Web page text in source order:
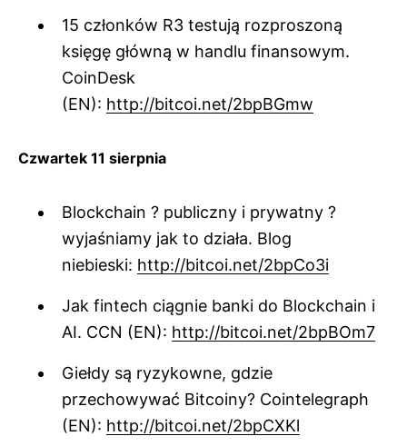
15 członków R3 testują rozproszoną
księgę główną w handlu finansowym.
CoinDesk
(EN): http://bitcoi.net/2bpBGmw
Czwartek 11 sierpnia
Blockchain ? publiczny i prywatny ?
wyjaśniamy jak to działa. Blog
niebieski: http://bitcoi.net/2bpCo3i
Jak fintech ciągnie banki do Blockchain i
AI. CCN (EN): http://bitcoi.net/2bpBOm7
Giełdy są ryzykowne, gdzie
przechowywać Bitcoiny? Cointelegraph
(EN): http://bitcoi.net/2bpCXKl